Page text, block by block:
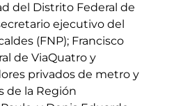
del Distrito Federal de
ejecutivo del
(FNP); Francisco
de ViaQuatro y
privados de metro y
de la Región